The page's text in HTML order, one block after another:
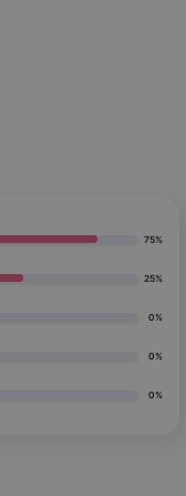
75%
25%
0%
0%
0%